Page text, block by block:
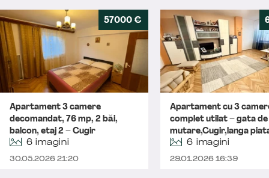
57000 €
Apartament 3 camere
decomandat, 76 mp, 2 băi,
balcon, etaj 2 – Cugir
6 imagini
30.05.2026 21:20
Apartament cu 3
complet utilat – gata de
mutare,Cugir,langa
6 imagini
29.01.2026 16:39